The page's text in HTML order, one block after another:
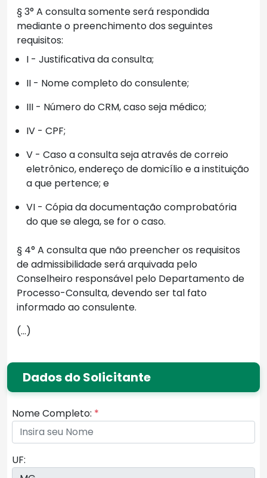
§ 3° A consulta somente será respondida
mediante o preenchimento dos seguintes
requisitos:
I - Justificativa da consulta;
II - Nome completo do consulente;
III - Número do CRM, caso seja médico;
IV - CPF;
V - Caso a consulta seja através de correio
eletrônico, endereço de domicílio e a instituição
a que pertence; e
VI - Cópia da documentação comprobatória
do que se alega, se for o caso.
§ 4° A consulta que não preencher os requisitos
de admissibilidade será arquivada pelo
Conselheiro responsável pelo Departamento de
Processo-Consulta, devendo ser tal fato
informado ao consulente.
(...)
Dados do Solicitante
Nome Completo: *
UF: